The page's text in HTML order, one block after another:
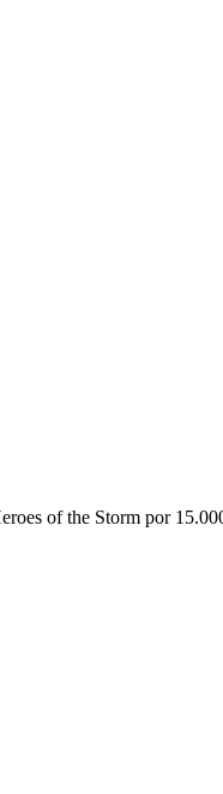
of the Storm por